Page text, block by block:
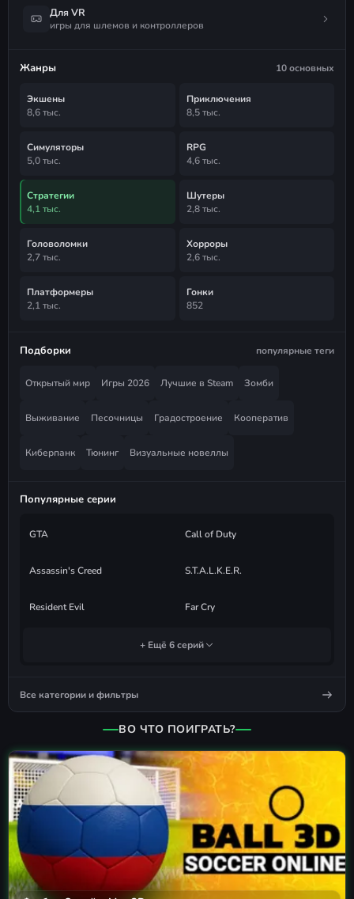
Для VR
игры для шлемов и контроллеров
Жанры 10 основных
Экшены
8,6 тыс.
Приключения
8,5 тыс.
Симуляторы
5,0 тыс.
RPG
4,6 тыс.
Стратегии
4,1 тыс.
Шутеры
2,8 тыс.
Головоломки
2,7 тыс.
Хорроры
2,6 тыс.
Платформеры
2,1 тыс.
Гонки
852
Подборки популярные теги
Открытый мир Игры 2026 Лучшие в Steam Зомби
Выживание Песочницы Градостроение Кооператив
Киберпанк Тюнинг Визуальные новеллы
Популярные серии
GTA Call of Duty
Assassin's Creed S.T.A.L.K.E.R.
Resident Evil Far Cry
+ Ещё 6 серий
Все категории и фильтры
ВО ЧТО ПОИГРАТЬ?